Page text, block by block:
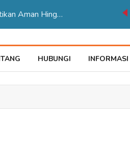
HUBUNGI INFORMASI